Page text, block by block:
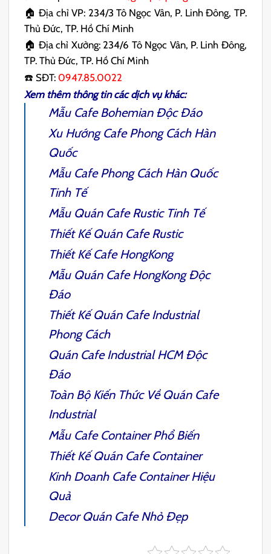
🏠 Địa chỉ VP: 234/3 Tô Ngọc Vân, P. Linh Đông, TP.
Thủ Đức, TP. Hồ Chí Minh
🏠 Địa chỉ Xưởng: 234/6 Tô Ngọc Vân, P. Linh Đông,
TP. Thủ Đức, TP. Hồ Chí Minh
☎️ SĐT: 0947.85.0022
Xem thêm thông tin các dịch vụ khác:
Mẫu Cafe BohemianĐộc Đáo
Xu Hướng Cafe Phong Cách Hàn
Quốc
Mẫu Cafe Phong Cách Hàn Quốc
Tinh Tế
Mẫu Quán Cafe RusticTinh Tế
Thiết Kế Quán Cafe Rustic
Thiết Kế Cafe HongKong
Mẫu Quán Cafe HongKongĐộc
Đáo
Thiết Kế Quán Cafe Industrial
Phong Cách
Quán Cafe Industrial HCMĐộc
Đáo
Toàn Bộ Kiến Thức Về Quán Cafe
Industrial
Mẫu Cafe ContainerPhổ Biến
Thiết Kế Quán Cafe Container
Kinh Doanh Cafe ContainerHiệu
Quả
Decor Quán Cafe NhỏĐẹp